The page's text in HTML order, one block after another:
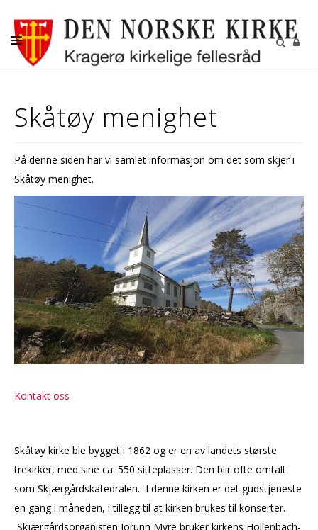
KALENDER
AKTIVITETER
KONTAKTINFORMASJON
Skåtøy menighet
På denne siden har vi samlet informasjon om det som skjer i
Skåtøy menighet.
Kontakt oss
Skåtøy kirke ble bygget i 1862 og er en av landets største
trekirker, med sine ca. 550 sitteplasser. Den blir ofte omtalt
som Skjærgårdskatedralen. I denne kirken er det gudstjeneste
en gang i måneden, i tillegg til at kirken brukes til konserter.
Skjærgårdsorganisten Jorunn Myre bruker kirkens Hollenbach-